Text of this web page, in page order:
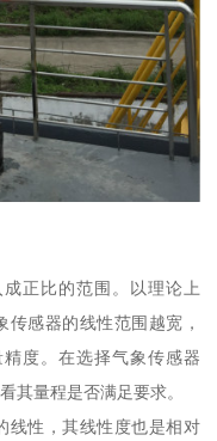
正比的范围。以理论上
感器的线性范围越宽，
度。在选择气象传感器
其量程是否满足要求。
线性，其线性度也是相对